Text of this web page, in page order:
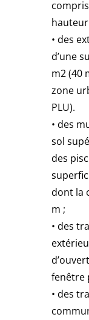
• des
d’une
m2 (40
zone
PLU).
• des
sol
des
dont la
m ;
• des
fenêtre
• des